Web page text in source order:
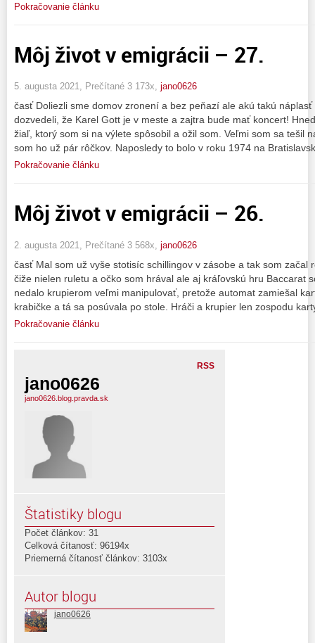
Pokračovanie článku
Môj život v emigrácii – 27.
5. augusta 2021, Prečítané 3 173x, jano0626
časť Doliezli sme domov zronení a bez peňazí ale akú takú
dozvedeli, že Karel Gott je v meste a zajtra bude mať koncert!
žiaľ, ktorý som si na výlete spôsobil a ožil som. Veľmi som sa tešil
som ho už pár rôčkov. Naposledy to bolo v roku 1974 na
Pokračovanie článku
Môj život v emigrácii – 26.
2. augusta 2021, Prečítané 3 568x, jano0626
časť Mal som už vyše stotisíc schillingov v zásobe a tak som začal
čiže nielen ruletu a očko som hrával ale aj kráľovskú hru Baccarat
nedalo krupierom veľmi manipulovať, pretože automat zamiešal
krabičke a tá sa posúvala po stole. Hráči a krupier len zospodu
Pokračovanie článku
RSS
jano0626
jano0626.blog.pravda.sk
Štatistiky blogu
Počet článkov: 31
Celková čítanosť: 96194x
Priemerná čítanosť článkov: 3103x
Autor blogu
jano0626